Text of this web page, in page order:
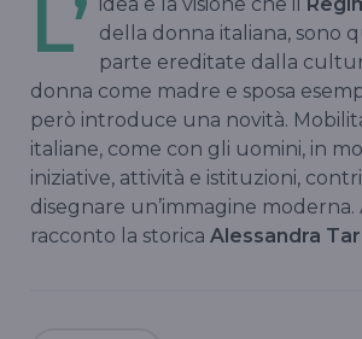
L’ della donna italiana, sono
parte ereditate dalla
donna come madre e sposa
però introduce una novità.
italiane, come con gli uomini, in
iniziative, attività e istituzioni,
disegnare un’immagine moderna.
racconto la storica Alessandra